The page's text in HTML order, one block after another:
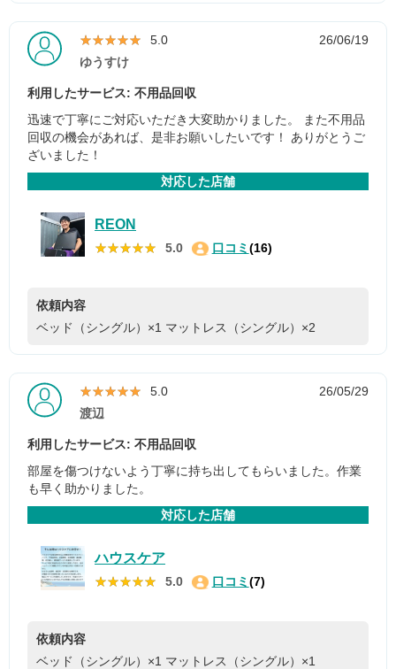
★★★★★
★★★★★ 5.0
26/06/19
ゆうすけ
利用したサービス: 不用品回収
迅速で丁寧にご対応いただき大変助かりました。 また不用品
回収の機会があれば、是非お願いしたいです！ ありがとうご
ざいました！
対応した店舗
REON
★★★★★
★★★★★ 5.0 口コミ (16)
依頼内容
ベッド（シングル）×1 マットレス（シングル）×2
★★★★★
★★★★★ 5.0
26/05/29
渡辺
利用したサービス: 不用品回収
部屋を傷つけないよう丁寧に持ち出してもらいました。作業
も早く助かりました。
対応した店舗
ハウスケア
★★★★★
★★★★★ 5.0 口コミ (7)
依頼内容
ベッド（シングル）×1 マットレス（シングル）×1